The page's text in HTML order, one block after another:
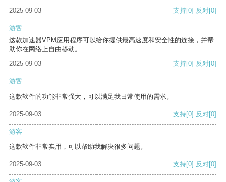
2025-09-03
支持[0] 反对[0]
游客
这款加速器VPM应用程序可以给你提供最高速度和安全性的连接，并帮
助你在网络上自由移动。
2025-09-03
支持[0] 反对[0]
游客
这款软件的功能非常强大，可以满足我日常使用的需求。
2025-09-03 支持[0] 反对[0]
游客
这款软件非常实用，可以帮助我解决很多问题。
2025-09-03 支持[0] 反对[0]